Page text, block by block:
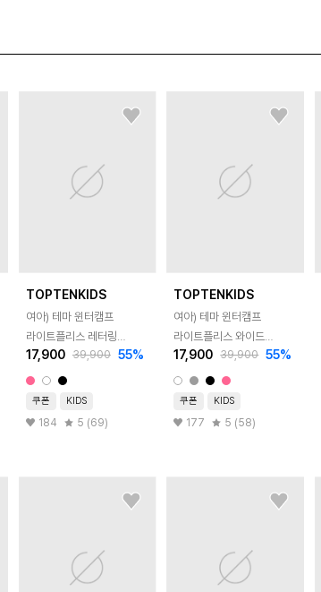
TOPTENKIDS
여아) 테마 윈터캠프
라이트플리스 레터링
스웨트셔츠
17,900 39,900 55%
쿠폰 KIDS
184 5 (69)
TOPTENKIDS
여아) 테마 윈터캠프
라이트플리스 와이드
스웨트팬츠
17,900 39,900 55%
쿠폰 KIDS
177 5 (58)